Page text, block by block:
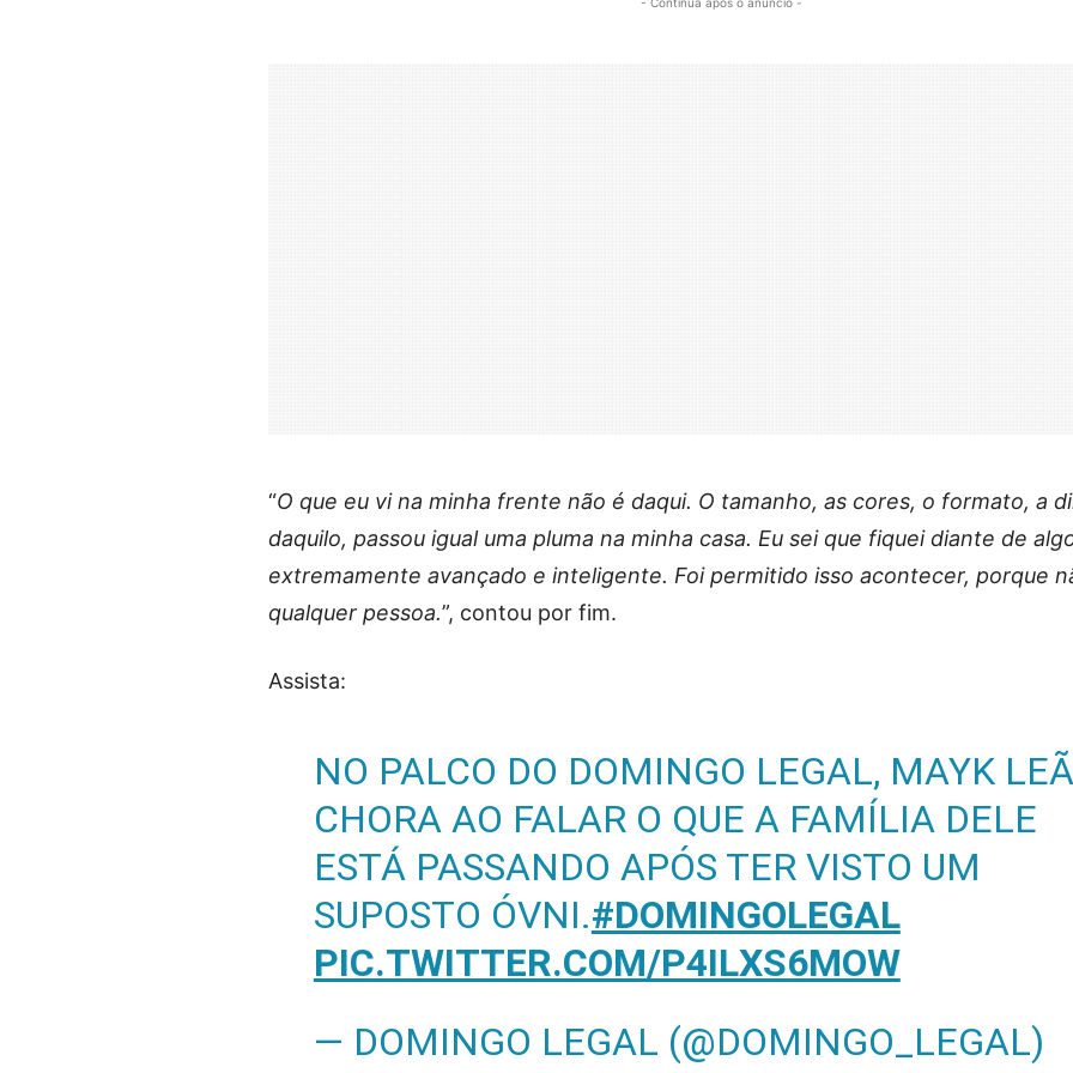
“O que eu vi na minha frente não é daqui. O tamanho, as cores, o formato, a
daquilo, passou igual uma pluma na minha casa. Eu sei que fiquei diante de
extremamente avançado e inteligente. Foi permitido isso acontecer, porque
qualquer pessoa.”, contou por fim.
Assista:
NO PALCO DO DOMINGO LEGAL, MAYK
CHORA AO FALAR O QUE A FAMÍLIA DELE
ESTÁ PASSANDO APÓS TER VISTO UM
SUPOSTO ÓVNI.#DOMINGOLEGAL
PIC.TWITTER.COM/P4ILXS6MOW
— DOMINGO LEGAL (@DOMINGO_LEGAL)